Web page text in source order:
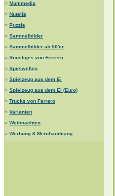
» Multimedia
» Nutella
» Puzzle
» Sammelbilder
» Sammelbilder ab 50'er
» Sonstiges von Ferrero
» Spielwelten
» Spielzeug aus dem Ei
» Spielzeug aus dem Ei (Euro)
» Trucks von Ferrero
» Varianten
» Weihnachten
» Werbung & Merchandising